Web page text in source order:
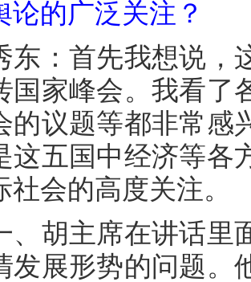
论的广泛关注？
首先我想说，
国家峰会。我看了
的议题等都非常感
这五国中经济等各
社会的高度关注。
主席在讲话里
发展形势的问题。